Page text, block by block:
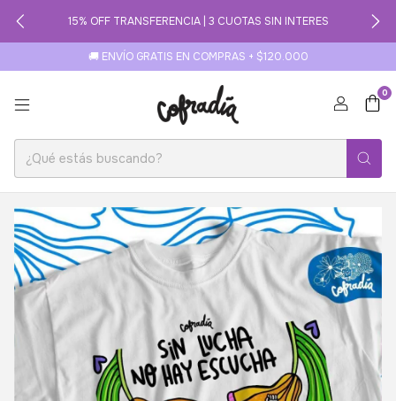
15% OFF TRANSFERENCIA | 3 CUOTAS SIN INTERES
🚚 ENVÍO GRATIS EN COMPRAS + $120.000
0